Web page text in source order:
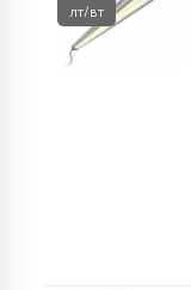
лт/вт